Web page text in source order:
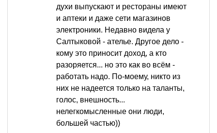
духи выпускают и рестораны имеют
и аптеки и даже сети магазинов
электроники. Недавно видела у
Салтыковой - ателье. Другое дело -
кому это приносит доход, а кто
разоряется... но это как во всём -
работать надо. По-моему, никто из
них не надеется только на таланты,
голос, внешность...
нелегкомысленные они люди,
большей частью))